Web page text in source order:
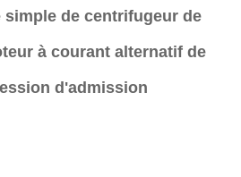
simple de centrifugeur de
à courant alternatif de
d'admission